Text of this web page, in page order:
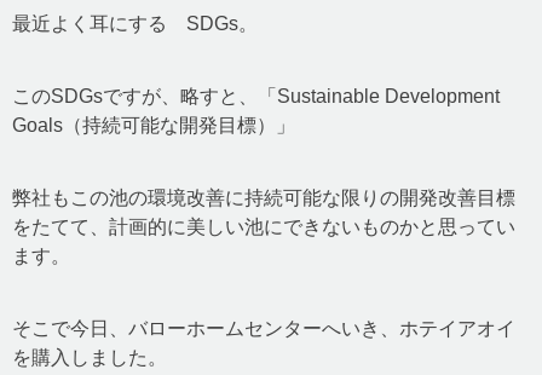
最近よく耳にする SDGs。
このSDGsですが、略すと、「Sustainable Development
Goals（持続可能な開発目標）」
弊社もこの池の環境改善に持続可能な限りの開発改善目標
をたてて、計画的に美しい池にできないものかと思ってい
ます。
そこで今日、バローホームセンターへいき、ホテイアオイ
を購入しました。